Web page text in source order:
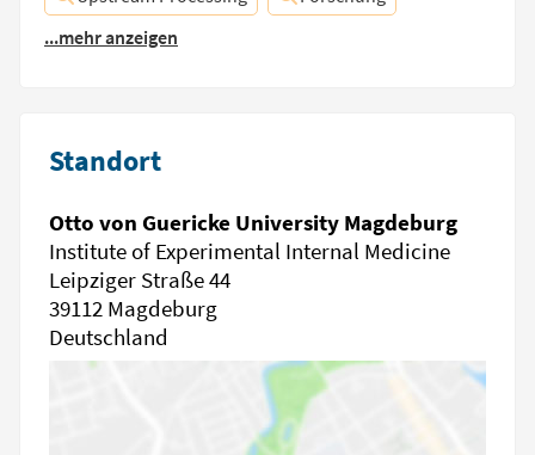
...mehr anzeigen
Standort
Otto von Guericke University Magdeburg
Institute of Experimental Internal Medicine
Leipziger Straße 44
39112 Magdeburg
Deutschland